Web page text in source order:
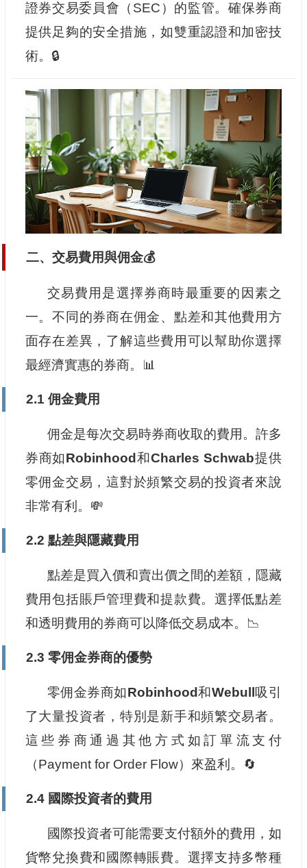
證券交易委員會（SEC）的監管。確保券商
提供足夠的安全措施，如雙重認證和加密技
術。🔒
二、交易費用與佣金💰
交易費用是選擇券商時最重要的因素之
一。不同的券商在佣金、點差和其他費用方
面存在差異，了解這些費用可以幫助你選擇
最經濟實惠的券商。📊
2.1 佣金費用
佣金是每次交易時券商收取的費用。許多
券商如Robinhood和Charles Schwab提供
零佣金交易，這對於頻繁交易的投資者來說
非常有利。💸
2.2 點差與隱藏費用
點差是買入價和賣出價之間的差額，隱藏
費用包括賬戶管理費和提款費。選擇低點差
和透明費用的券商可以降低交易成本。📉
2.3 零佣金券商的優勢
零佣金券商如Robinhood和Webull吸引
了大量投資者，特別是新手和頻繁交易者。
這些券商通過其他方式如訂單流支付
（Payment for Order Flow）來盈利。🔄
2.4 國際投資者的費用
國際投資者可能需要支付額外的費用，如
貨幣兌換費和國際轉賬費。選擇支持多幣種